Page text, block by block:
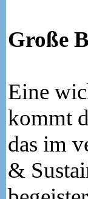
Große
Eine
kommt
das im
&